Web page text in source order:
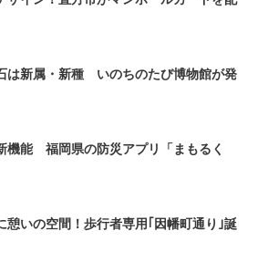
は新属・新種 いのちのたび博物館が発
機能 福岡県の防災アプリ「まもるく
憩いの空間！歩行者専用｢因幡町通り｣誕